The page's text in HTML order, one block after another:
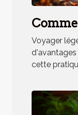
Voyager
d'avantages
cette